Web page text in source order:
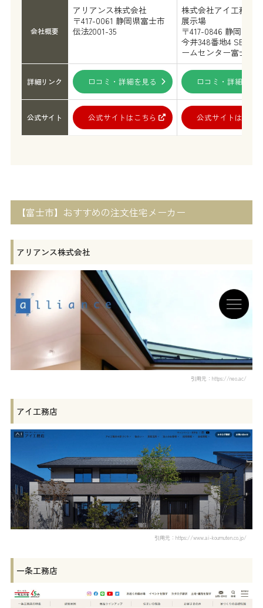
会社概要
アリアンス株式会社
〒417-0061 静岡県富士市
伝法2001-35
株式会社アイ工務店
展示場
〒417-0846 静岡県富
今井348番地4 SBSマ
ームセンター富士展
詳細リンク 口コミ・詳細を見る 口コミ・詳細を見
公式サイト 公式サイトはこちら 公式サイトはこち
【富士市】おすすめの注文住宅メーカー
アリアンス株式会社
引用元：https://neo.ac/
アイ工務店
引用元：https://www.ai-koumuten.co.jp/
一条工務店